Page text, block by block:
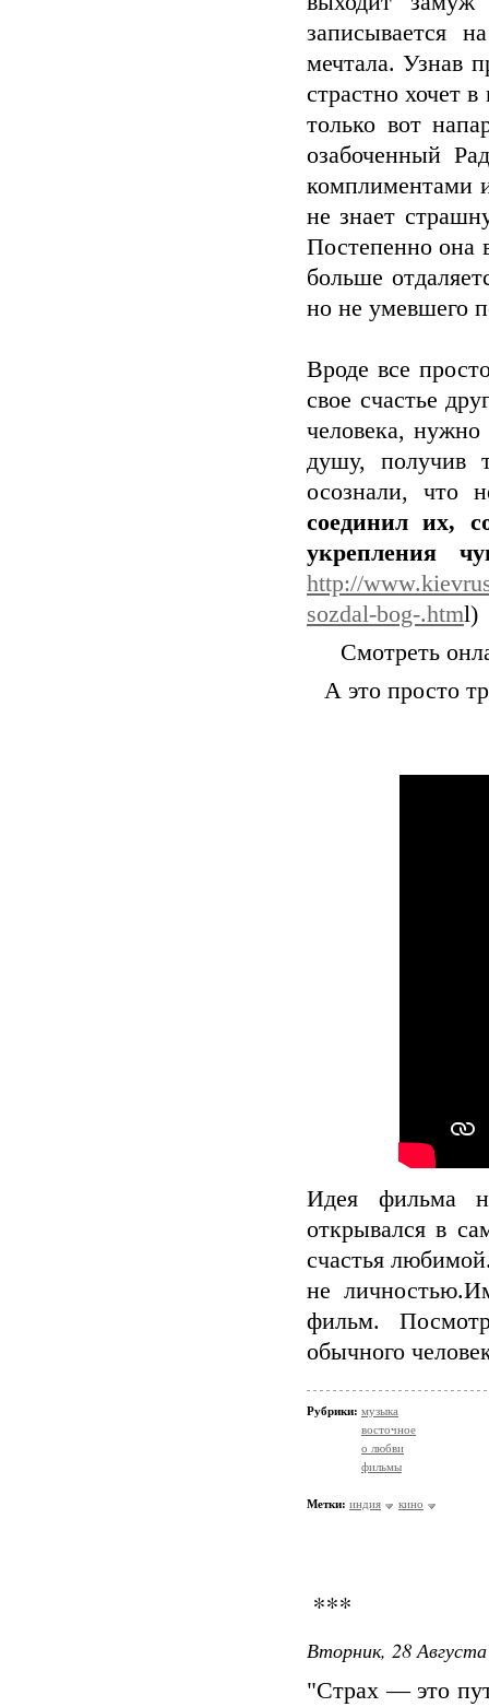
записывается
мечтала. Узнав
страстно хочет
только вот
озабоченный
комплиментами
не знает
Постепенно она
больше
но не умевшего
Вроде все
свое счастье
человека,
душу, получив
осознали, что
соединил их,
укрепления
http://
sozdal-bog-.html)
Смотреть
А это просто
Идея фильма
открывался в
счастья
не
фильм.
обычного
Рубрики: музыка
восточное
о любви
фильмы
Метки: индия кино
***
Вторник, 28
"Страх — это